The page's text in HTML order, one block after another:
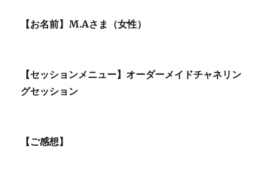
【お名前】M.Aさま（女性）
【セッションメニュー】オーダーメイドチャネリン
グセッション
【ご感想】